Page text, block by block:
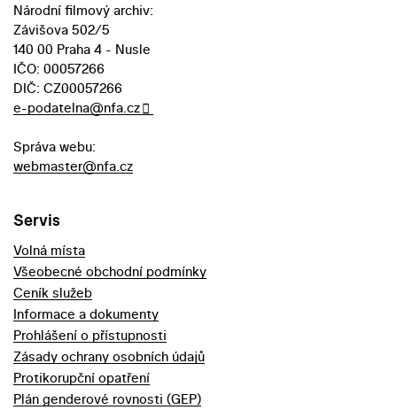
Národní filmový archiv:
Závišova 502/5
140 00 Praha 4 - Nusle
IČO: 00057266
DIČ: CZ00057266
e-podatelna@nfa.cz
Správa webu:
webmaster@nfa.cz
Servis
Volná místa
Všeobecné obchodní podmínky
Ceník služeb
Informace a dokumenty
Prohlášení o přístupnosti
Zásady ochrany osobních údajů
Protikorupční opatření
Plán genderové rovnosti (GEP)